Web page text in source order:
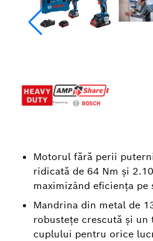
Motorul fără perii
ridicată de 64 Nm şi
maximizând eficienţa pe
Mandrina din metal de
robusteţe crescută şi un
cuplului pentru orice